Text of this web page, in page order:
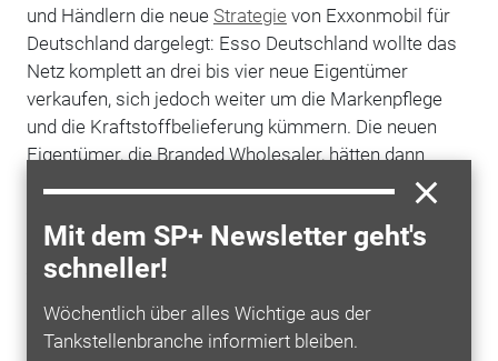
Mit dem SP+ Newsletter geht's
schneller!
Wöchentlich über alles Wichtige aus der
Tankstellenbranche informiert bleiben.
und Händlern die neue Strategie von Exxonmobil für
Deutschland dargelegt: Esso Deutschland wollte das
Netz komplett an drei bis vier neue Eigentümer
verkaufen, sich jedoch weiter um die Markenpflege
und die Kraftstoffbelieferung kümmern. Die neuen
Eigentümer, die Branded Wholesaler, hätten dann
aufgrund ihrer Netzgröße von 200 bis 300 Tankstellen
die Möglichkeit, schneller zu wachsen, als es Esso
Deutschland möglich sei. Die deutsche
Rechtsprechungverhindere, dass die großen
können, damit sich die Oligopol-Situation auf dem
deutschen Tankstellenmarkt nicht verschärft. Obwohl